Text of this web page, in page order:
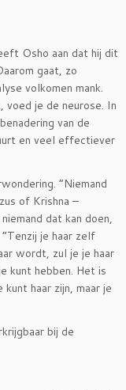
Osho aan dat hij dit
gaat, zo
volkomen mank.
voed je de neurose. In
van de
en veel effectiever
“Niemand
of Krishna –
dat kan doen,
je haar zelf
wordt, zul je je haar
kunt hebben. Het is
haar zijn, maar je
bij de